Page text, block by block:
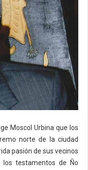
Moscol Urbina que los
norte de la ciudad
pasión de sus vecinos
testamentos de Ño